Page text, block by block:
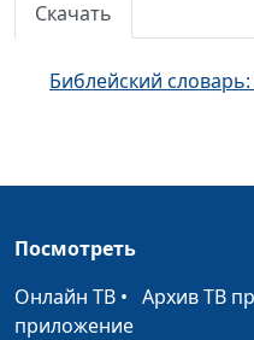
Библейский словарь:
Библейский словарь:
Библейский словарь:
Скачать
Библейский
Посмотреть
Онлайн ТВ • Архив ТВ
приложение